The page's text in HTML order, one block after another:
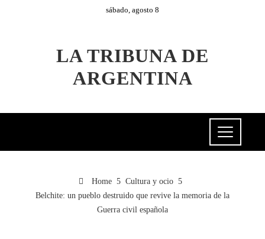
sábado, agosto 8
LA TRIBUNA DE
ARGENTINA
Home
Cultura y ocio
Belchite: un pueblo destruido que revive la memoria de la
Guerra civil española